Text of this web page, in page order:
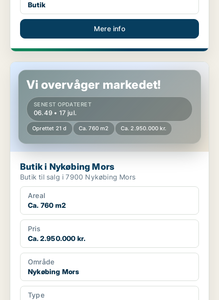
Butik
Mere info
Butik i Nykøbing Mors
Vi overvåger markedet!
SENEST OPDATERET
06.49 • 17 jul.
Oprettet 21 d Ca. 760 m2 Ca. 2.950.000 kr.
Butik i Nykøbing Mors
Butik til salg i 7900 Nykøbing Mors
Areal
Ca. 760 m2
Pris
Ca. 2.950.000 kr.
Område
Nykøbing Mors
Type